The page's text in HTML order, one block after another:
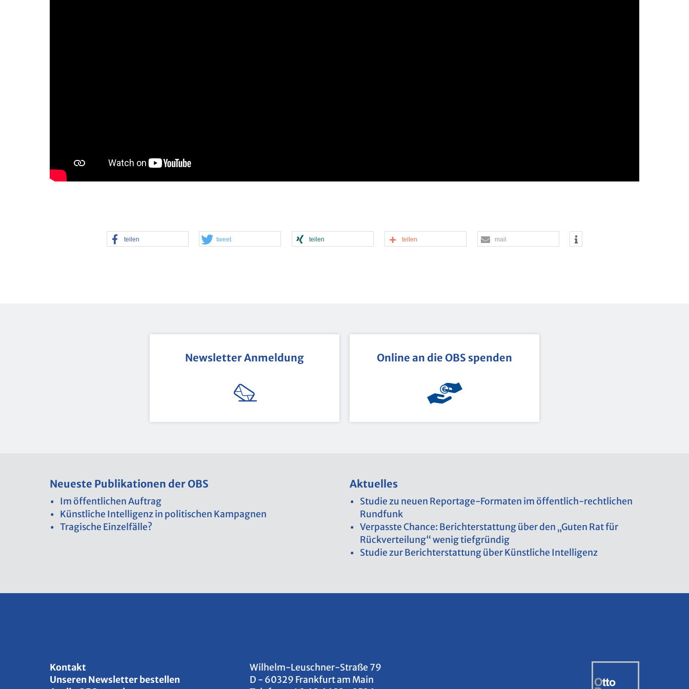
tei­len tweet tei­len tei­len mail
News­let­ter An­mel­dung On­line an die OBS spen­den
Neu­es­te Pu­bli­ka­tio­nen der OBS
Im öf­fent­li­chen Auf­trag
Künst­li­che In­tel­li­genz in po­li­ti­schen Kam­pa­gnen
Tra­gi­sche Ein­zel­fäl­le?
Ak­tu­el­les
Stu­die zu neuen Re­por­ta­ge-For­ma­ten im öf­fent­lich-recht­li­chen
Rund­funk
Ver­pass­te Chan­ce: Be­richt­erstat­tung über den „Guten Rat für
Rück­ver­tei­lung“ wenig tief­grün­dig
Stu­die zur Be­richt­erstat­tung über Künst­li­che In­tel­li­genz
Kon­takt
Un­se­ren News­let­ter be­stel­len
Wil­helm-Leu­sch­ner-Stra­ße 79
D - 60329 Frank­furt am Main